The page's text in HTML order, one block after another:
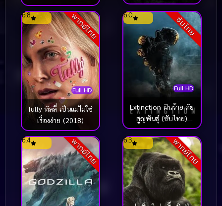
ลน์เดอร์ส: ชายผู้เป็น
อมตะ (2026)พากย์ไทย
Full HD
6.8
Tully ทัลลี่ เป็นแม่ไม่ใช่
เรื่องง่าย (2018)
ซับไทย
Full HD
6.0
Extinction ฝันร้าย ภัย
สูญพันธุ์ (ซับไทย)
(2018)
พากย์ไทย
6.4 พากย์ไทย
6.3